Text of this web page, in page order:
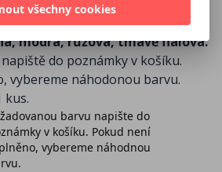
máme v těchto barvách:bílá,
modrá, růžová, tmavě fialová.
do poznámky v košíku.
vybereme náhodonou barvu.
kus.
barvu napište do
v košíku. Pokud není
vybereme náhodnou
všechny cookies